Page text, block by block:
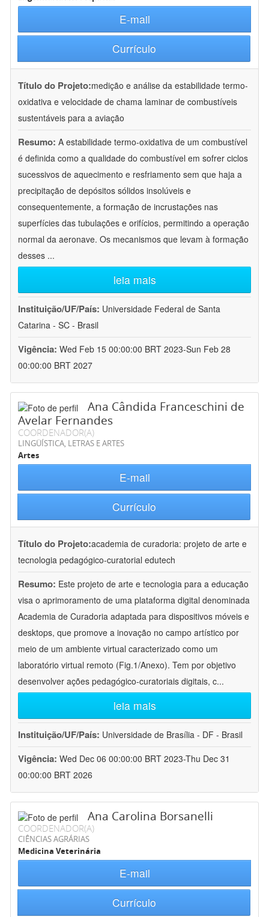
E-mail
Currículo
Título do Projeto:medição e análise da estabilidade termo-
oxidativa e velocidade de chama laminar de combustíveis
sustentáveis para a aviação
Resumo: A estabilidade termo-oxidativa de um combustível
é definida como a qualidade do combustível em sofrer ciclos
sucessivos de aquecimento e resfriamento sem que haja a
precipitação de depósitos sólidos insolúveis e
consequentemente, a formação de incrustações nas
superfícies das tubulações e orifícios, permitindo a operação
normal da aeronave. Os mecanismos que levam à formação
desses ...
leia mais
Instituição/UF/País: Universidade Federal de Santa
Catarina - SC - Brasil
Vigência: Wed Feb 15 00:00:00 BRT 2023-Sun Feb 28
00:00:00 BRT 2027
Ana Cândida Franceschini de
Avelar Fernandes
COORDENADOR(A)
LINGÜÍSTICA, LETRAS E ARTES
Artes
E-mail
Currículo
Título do Projeto:academia de curadoria: projeto de arte e
tecnologia pedagógico-curatorial edutech
Resumo: Este projeto de arte e tecnologia para a educação
visa o aprimoramento de uma plataforma digital denominada
Academia de Curadoria adaptada para dispositivos móveis e
desktops, que promove a inovação no campo artístico por
meio de um ambiente virtual caracterizado como um
laboratório virtual remoto (Fig.1/Anexo). Tem por objetivo
desenvolver ações pedagógico-curatoriais digitais, c...
leia mais
Instituição/UF/País: Universidade de Brasília - DF - Brasil
Vigência: Wed Dec 06 00:00:00 BRT 2023-Thu Dec 31
00:00:00 BRT 2026
Ana Carolina Borsanelli
COORDENADOR(A)
CIÊNCIAS AGRÁRIAS
Medicina Veterinária
E-mail
Currículo